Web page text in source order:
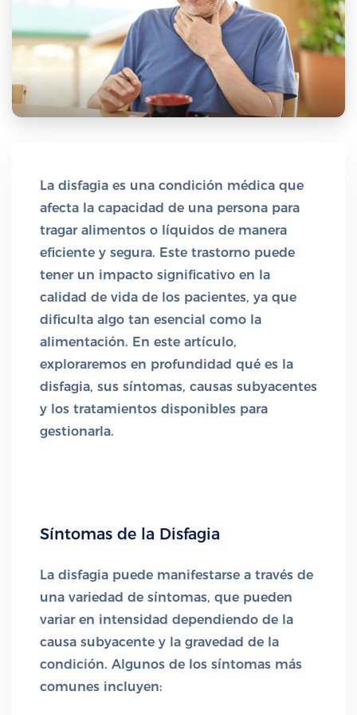
La disfagia es una condición médica que
afecta la capacidad de una persona para
tragar alimentos o líquidos de manera
eficiente y segura. Este trastorno puede
tener un impacto significativo en la
calidad de vida de los pacientes, ya que
dificulta algo tan esencial como la
alimentación. En este artículo,
exploraremos en profundidad qué es la
disfagia, sus síntomas, causas subyacentes
y los tratamientos disponibles para
gestionarla.
Síntomas de la Disfagia
La disfagia puede manifestarse a través de
una variedad de síntomas, que pueden
variar en intensidad dependiendo de la
causa subyacente y la gravedad de la
condición. Algunos de los síntomas más
comunes incluyen: